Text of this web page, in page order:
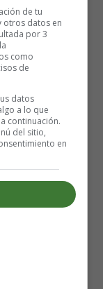
parto pero
controlar el
vez se
precederle
es importante
se
ya no siente
De ahí
al parto
es
quieras
de tu
otros datos en
por 3
como
de
datos
a lo que
continuación.
del sitio,
en